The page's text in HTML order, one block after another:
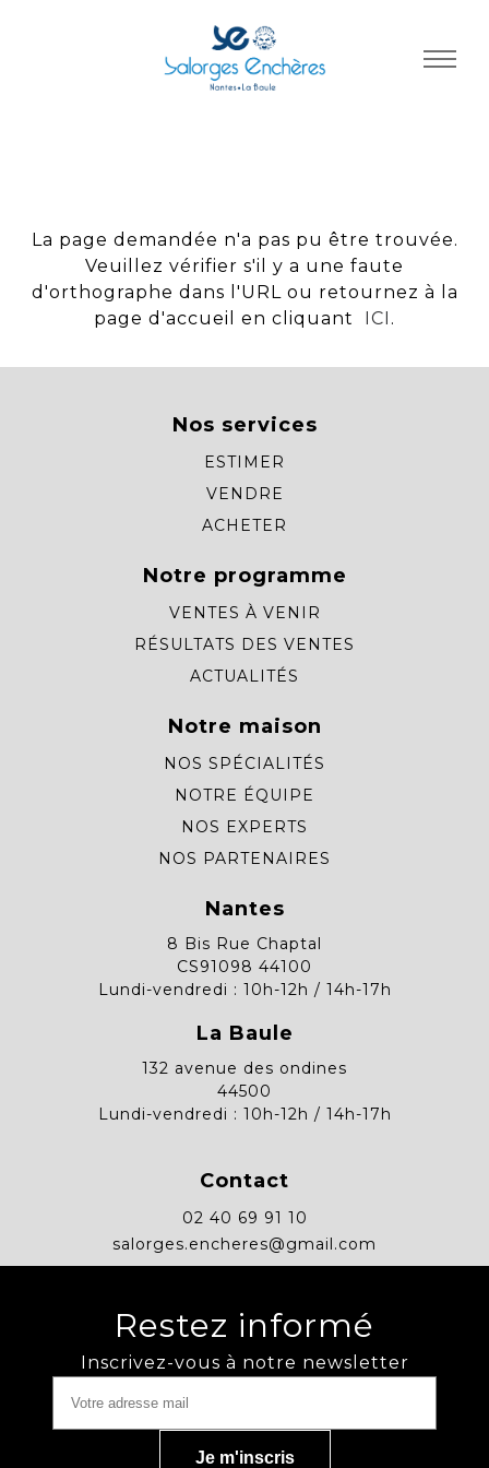
La page demandée n'a pas pu être trouvée.
Veuillez vérifier s'il y a une faute
d'orthographe dans l'URL ou retournez à la
page d'accueil en cliquant
ICI .
Nos services
ESTIMER
VENDRE
ACHETER
Notre programme
VENTES À VENIR
RÉSULTATS DES VENTES
ACTUALITÉS
Notre maison
NOS SPÉCIALITÉS
NOTRE ÉQUIPE
NOS EXPERTS
NOS PARTENAIRES
Nantes
8 Bis Rue Chaptal
CS91098 44100
Lundi-vendredi : 10h-12h / 14h-17h
La Baule
132 avenue des ondines
44500
Lundi-vendredi : 10h-12h / 14h-17h
Contact
02 40 69 91 10
salorges.encheres@gmail.com
Restez informé
Inscrivez-vous à notre newsletter